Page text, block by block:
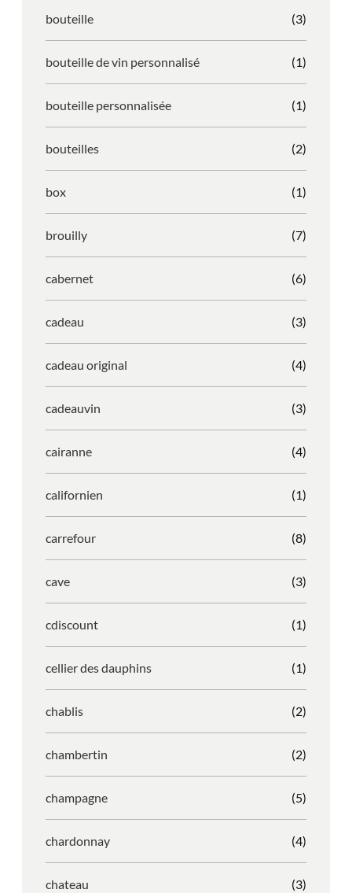
bouteille (3)
bouteille de vin personnalisé (1)
bouteille personnalisée (1)
bouteilles (2)
box (1)
brouilly (7)
cabernet (6)
cadeau (3)
cadeau original (4)
cadeauvin (3)
cairanne (4)
californien (1)
carrefour (8)
cave (3)
cdiscount (1)
cellier des dauphins (1)
chablis (2)
chambertin (2)
champagne (5)
chardonnay (4)
chateau (3)